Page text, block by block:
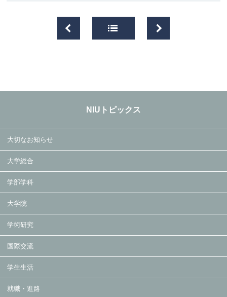
NIUトピックス
大切なお知らせ
大学総合
学部学科
大学院
学術研究
国際交流
学生生活
就職・進路